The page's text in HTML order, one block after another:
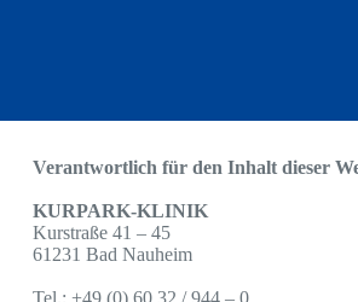
Verantwortlich für den Inhalt dieser
KURPARK-KLINIK
Kurstraße 41 – 45
61231 Bad Nauheim
Tel.: +49 (0) 60 32 / 944 – 0